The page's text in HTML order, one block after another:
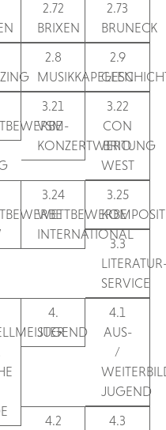
2.72
BRIXEN
2.73
BRUNECK
2.8
MUSIKKAPELLEN
2.9
3.21
VSM-
KONZERTWERTUNG
3.22
CON
BRIO
WEST
3.24
WETTBEWERBE
INTERNATIONAL
3.25
3.3
SERVICE
4.
JUGEND
4.1
AUS-
/
JUGEND
4.2
4.3